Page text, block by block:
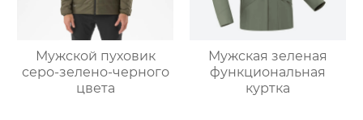
Мужской пуховик
серо-зелено-черного
цвета
Мужская зеленая
функциональная
куртка